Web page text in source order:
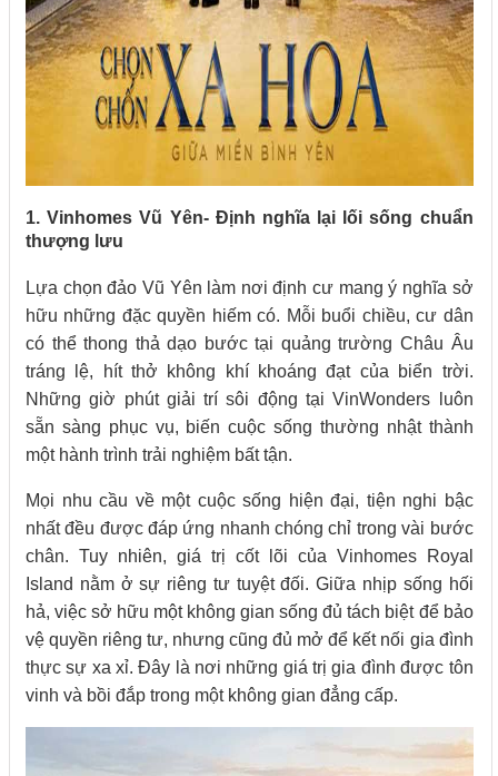
1. Vinhomes Vũ Yên- Định nghĩa lại lối sống chuẩn
thượng lưu
Lựa chọn đảo Vũ Yên làm nơi định cư mang ý nghĩa sở
hữu những đặc quyền hiếm có. Mỗi buổi chiều, cư dân
có thể thong thả dạo bước tại quảng trường Châu Âu
tráng lệ, hít thở không khí khoáng đạt của biển trời.
Những giờ phút giải trí sôi động tại VinWonders luôn
sẵn sàng phục vụ, biến cuộc sống thường nhật thành
một hành trình trải nghiệm bất tận.
Mọi nhu cầu về một cuộc sống hiện đại, tiện nghi bậc
nhất đều được đáp ứng nhanh chóng chỉ trong vài bước
chân. Tuy nhiên, giá trị cốt lõi của Vinhomes Royal
Island nằm ở sự riêng tư tuyệt đối. Giữa nhịp sống hối
hả, việc sở hữu một không gian sống đủ tách biệt để bảo
vệ quyền riêng tư, nhưng cũng đủ mở để kết nối gia đình
thực sự xa xỉ. Đây là nơi những giá trị gia đình được tôn
vinh và bồi đắp trong một không gian đẳng cấp.